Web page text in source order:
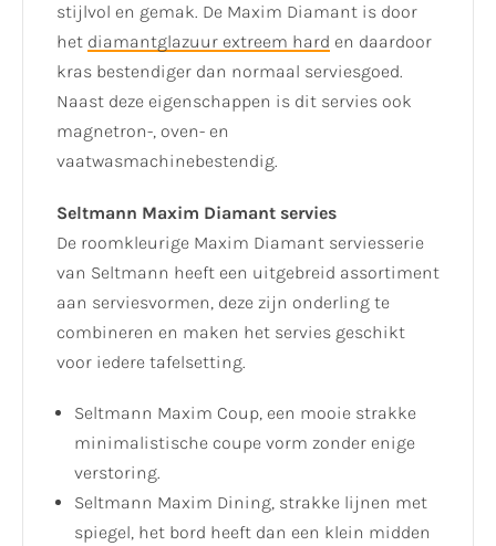
stijlvol en gemak. De Maxim Diamant is door
het diamantglazuur extreem hard en daardoor
kras bestendiger dan normaal serviesgoed.
Naast deze eigenschappen is dit servies ook
magnetron-, oven- en
vaatwasmachinebestendig.
Seltmann Maxim Diamant servies
De roomkleurige Maxim Diamant serviesserie
van Seltmann heeft een uitgebreid assortiment
aan serviesvormen, deze zijn onderling te
combineren en maken het servies geschikt
voor iedere tafelsetting.
Seltmann Maxim Coup, een mooie strakke
minimalistische coupe vorm zonder enige
verstoring.
Seltmann Maxim Dining, strakke lijnen met
spiegel, het bord heeft dan een klein midden